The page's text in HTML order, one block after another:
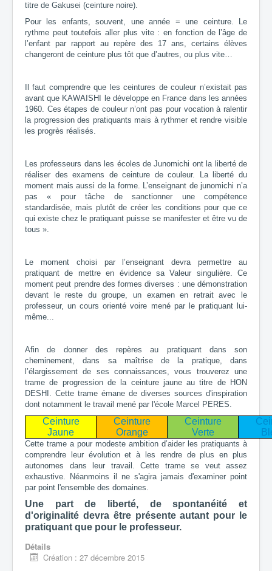
titre de Gakusei (ceinture noire).
Pour les enfants, souvent, une année = une ceinture. Le
rythme peut toutefois aller plus vite : en fonction de l’âge de
l’enfant par rapport au repère des 17 ans, certains élèves
changeront de ceinture plus tôt que d’autres, ou plus vite…
Il faut comprendre que les ceintures de couleur n’existait pas
avant que KAWAISHI le développe en France dans les années
1960. Ces étapes de couleur n’ont pas pour vocation à ralentir
la progression des pratiquants mais à rythmer et rendre visible
les progrès réalisés.
Les professeurs dans les écoles de Junomichi ont la liberté de
réaliser des examens de ceinture de couleur. La liberté du
moment mais aussi de la forme. L’enseignant de junomichi n’a
pas « pour tâche de sanctionner une compétence
standardisée, mais plutôt de créer les conditions pour que ce
qui existe chez le pratiquant puisse se manifester et être vu de
tous ».
Le moment choisi par l’enseignant devra permettre au
pratiquant de mettre en évidence sa Valeur singulière. Ce
moment peut prendre des formes diverses : une démonstration
devant le reste du groupe, un examen en retrait avec le
professeur, un cours orienté voire mené par le pratiquant lui-
même...
Afin de donner des repères au pratiquant dans son
cheminement, dans sa maîtrise de la pratique, dans
l’élargissement de ses connaissances, vous trouverez une
trame de progression de la ceinture jaune au titre de HON
DESHI. Cette trame émane de diverses sources d'inspiration
dont notamment le travail mené par l'école Marcel PERES.
Ceinture
Jaune
Ceinture
Orange
Ceinture
Verte
Cette trame a pour modeste ambition d’aider les pratiquants à
comprendre leur évolution et à les rendre de plus en plus
autonomes dans leur travail. Cette trame se veut assez
exhaustive. Néanmoins il ne s'agira jamais d'examiner point
par point l'ensemble des domaines.
Une part de liberté, de spontanéité et
d'originalité devra être présente autant pour le
pratiquant que pour le professeur.
Détails
Création : 27 décembre 2015